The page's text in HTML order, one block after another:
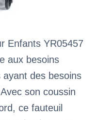
Enfants YR05457
aux besoins
des besoins
son coussin
ce fauteuil